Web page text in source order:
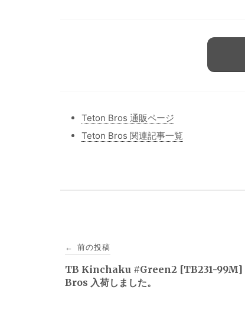
Teton Bros 通販ページ
Teton Bros 関連記事一覧
稿
ナ
← 前の投稿
TB Kinchaku #Green2 [TB231-99M]
Bros 入荷しました。